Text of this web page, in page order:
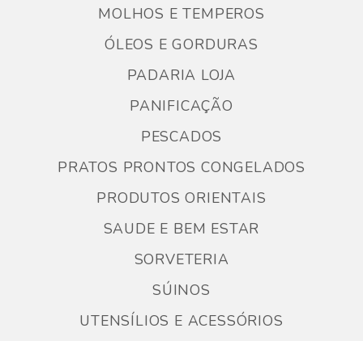
MOLHOS E TEMPEROS
ÓLEOS E GORDURAS
PADARIA LOJA
PANIFICAÇÃO
PESCADOS
PRATOS PRONTOS CONGELADOS
PRODUTOS ORIENTAIS
SAUDE E BEM ESTAR
SORVETERIA
SÚINOS
UTENSÍLIOS E ACESSÓRIOS